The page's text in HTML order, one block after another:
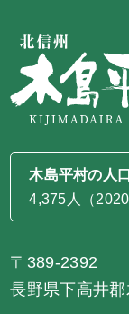
木島平村の人口
4,375人（
〒389-2392
長野県下高井